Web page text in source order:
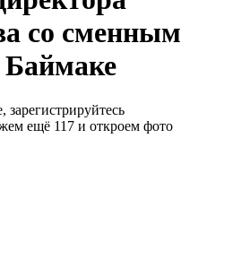
со сменным
ещё 117 и откроем фото